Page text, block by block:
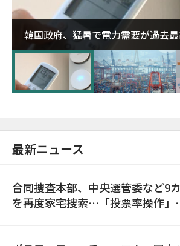
韓国政府、猛暑で電力需要が過去
に需給対応体制を点検
最新ニュース
合同捜査本部、中央選管委など9
を再度家宅捜索…「投票率操作」